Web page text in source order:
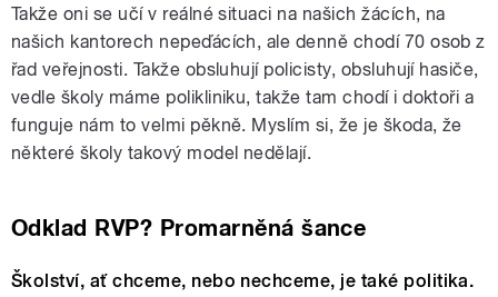
Takže oni se učí v reálné situaci na našich žácích, na
našich kantorech nepeďácích, ale denně chodí 70 osob z
řad veřejnosti. Takže obsluhují policisty, obsluhují hasiče,
vedle školy máme polikliniku, takže tam chodí i doktoři a
funguje nám to velmi pěkně. Myslím si, že je škoda, že
některé školy takový model nedělají.
Odklad RVP? Promarněná šance
Školství, ať chceme, nebo nechceme, je také politika.